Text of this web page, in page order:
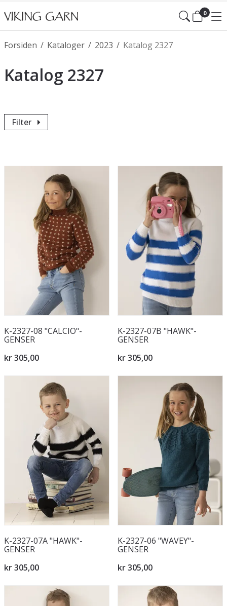
0
/
Forsiden /
Kataloger /
2023 Katalog 2327
Katalog 2327
Filter
K-2327-08 "CALCIO"-
GENSER
kr 305,00
K-2327-07B "HAWK"-
GENSER
kr 305,00
K-2327-07A "HAWK"-
GENSER
kr 305,00
K-2327-06 "WAVEY"-
GENSER
kr 305,00